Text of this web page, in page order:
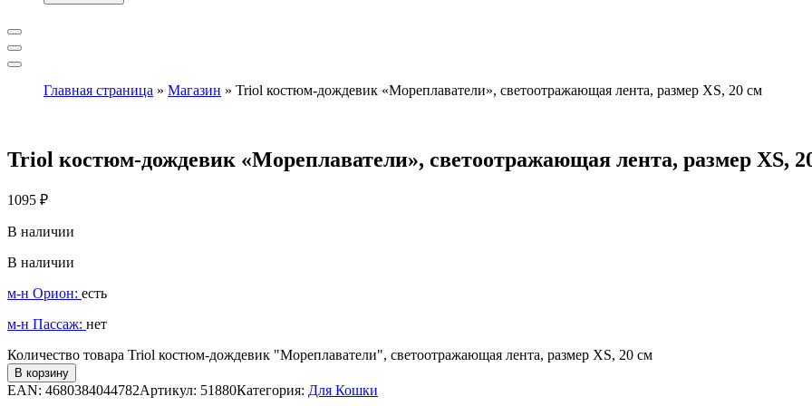
Главная страница » Магазин » Triol костюм-дождевик «Мореплаватели», светоотражающая лента, размер XS, 20 см
Triol костюм-дождевик «Мореплаватели», светоотражающая лента, размер XS,
1095 ₽
В наличии
В наличии
м-н Орион: есть
м-н Пассаж: нет
Количество товара Triol костюм-дождевик "Мореплаватели", светоотражающая лента, размер XS, 20 см
В корзину
EAN: 4680384044782Артикул: 51880Категория: Для Кошки